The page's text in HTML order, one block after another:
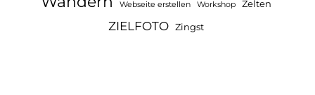
Webseite erstellen Workshop Zelten
ZIELFOTO Zingst